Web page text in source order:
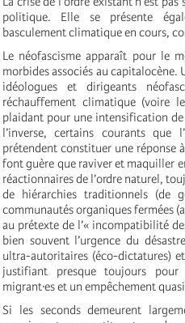
politique. Elle se présente
basculement climatique en cours,
Le néofascisme apparaît pour le
morbides associés au capitalocène.
idéologues et dirigeants
réchauffement climatique (voire
plaidant pour une intensification de
l’inverse, certains courants que
prétendent constituer une réponse
font guère que raviver et maquiller
réactionnaires de l’ordre naturel,
de hiérarchies traditionnels (de
communautés organiques fermées
au prétexte de l’« incompatibilité
bien souvent l’urgence du
ultra-autoritaires (éco-dictatures)
justifiant presque toujours
migrant·es et un empêchement
Si les seconds demeurent